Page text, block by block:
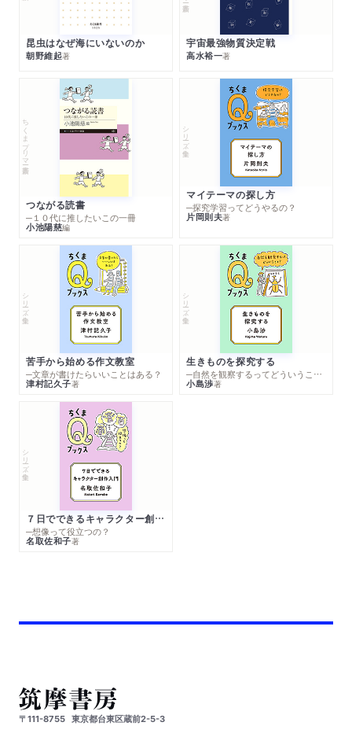
昆虫はなぜ海にいないのか
朝野維起著
宇宙最強物質決定戦
高水裕一著
ちくまプリマー新書
つながる読書
─１０代に推したいこの一冊
小池陽慈編
シリーズ・全集
マイテーマの探し方
─探究学習ってどうやるの？
片岡則夫著
シリーズ・全集
苦手から始める作文教室
─文章が書けたらいいことはある？
津村記久子著
シリーズ・全集
生きものを探究する
─自然を観察するってどういうこと？
小島渉著
シリーズ・全集
７日でできるキャラクター創作入門
─想像って役立つの？
名取佐和子著
〒111-8755 東京都台東区蔵前2-5-3